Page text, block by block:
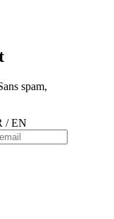
spam,
/ EN